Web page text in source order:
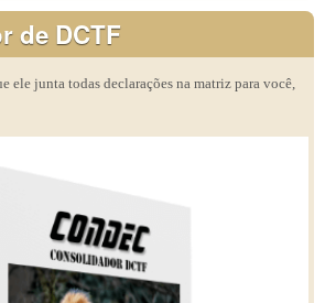
de DCTF
ele junta todas declarações na matriz para você,